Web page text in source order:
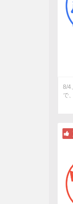
8/4
で